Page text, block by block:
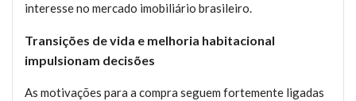
interesse no mercado imobiliário brasileiro.
Transições de vida e melhoria habitacional
impulsionam decisões
As motivações para a compra seguem fortemente ligadas